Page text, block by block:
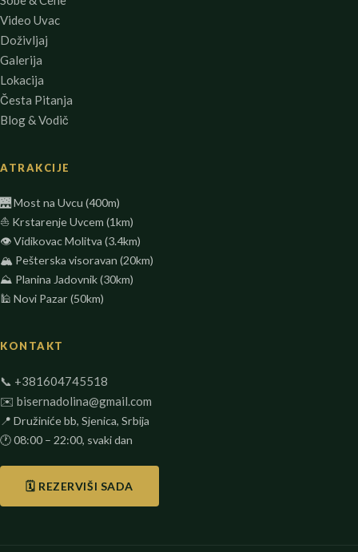
Video Uvac
Doživljaj
Galerija
Lokacija
Česta Pitanja
Blog & Vodič
ATRAKCIJE
🌉 Most na Uvcu (400m)
⛵ Krstarenje Uvcem (1km)
👁️ Vidikovac Molitva (3.4km)
🏔️ Pešterska visoravan (20km)
⛰️ Planina Jadovnik (30km)
🕌 Novi Pazar (50km)
KONTAKT
📞 +381604745518
✉️ bisernadolina@gmail.com
📍 Družiniće bb, Sjenica, Srbija
🕐 08:00 – 22:00, svaki dan
🗓️ REZERVIŠI SADA